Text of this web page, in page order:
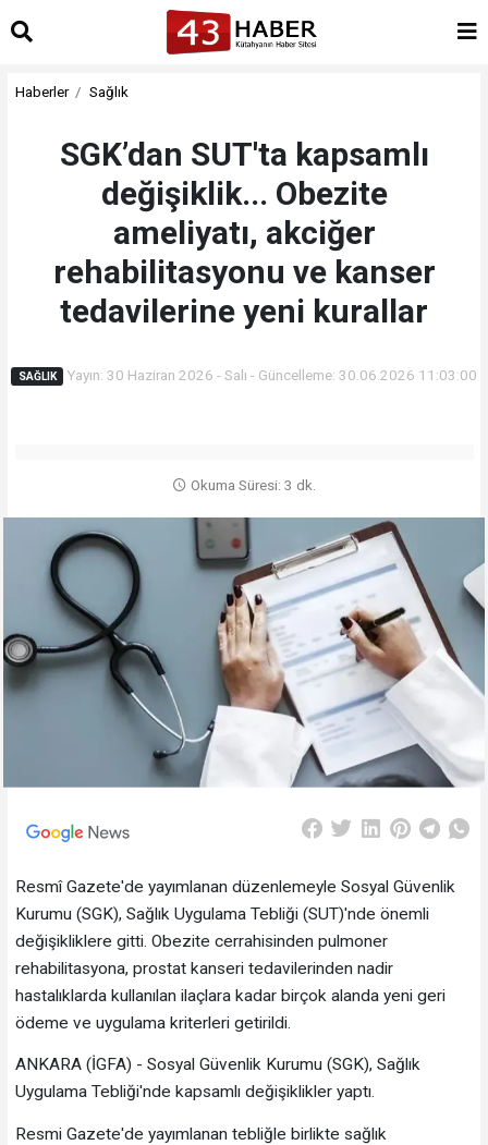
Haberler Sağlık
SGK’dan SUT'ta kapsamlı
değişiklik... Obezite
ameliyatı, akciğer
rehabilitasyonu ve kanser
tedavilerine yeni kurallar
SAĞLIK Yayın: 30 Haziran 2026 - Salı - Güncelleme: 30.06.2026 11:03:00
Okuma Süresi: 3 dk.
Resmî Gazete'de yayımlanan düzenlemeyle Sosyal Güvenlik
Kurumu (SGK), Sağlık Uygulama Tebliği (SUT)'nde önemli
değişikliklere gitti. Obezite cerrahisinden pulmoner
rehabilitasyona, prostat kanseri tedavilerinden nadir
hastalıklarda kullanılan ilaçlara kadar birçok alanda yeni geri
ödeme ve uygulama kriterleri getirildi.
ANKARA (İGFA) - Sosyal Güvenlik Kurumu (SGK), Sağlık
Uygulama Tebliği'nde kapsamlı değişiklikler yaptı.
Resmi Gazete'de yayımlanan tebliğle birlikte sağlık